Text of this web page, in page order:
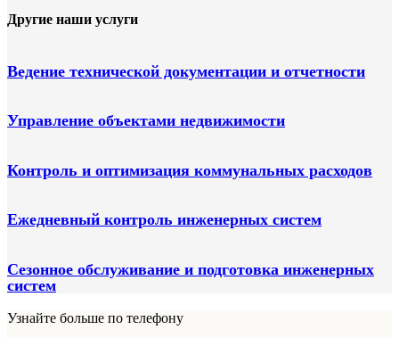
Другие наши услуги
Ведение технической документации и отчетности
Управление объектами недвижимости
Контроль и оптимизация коммунальных расходов
Ежедневный контроль инженерных систем
Сезонное обслуживание и подготовка инженерных
систем
Узнайте больше по телефону